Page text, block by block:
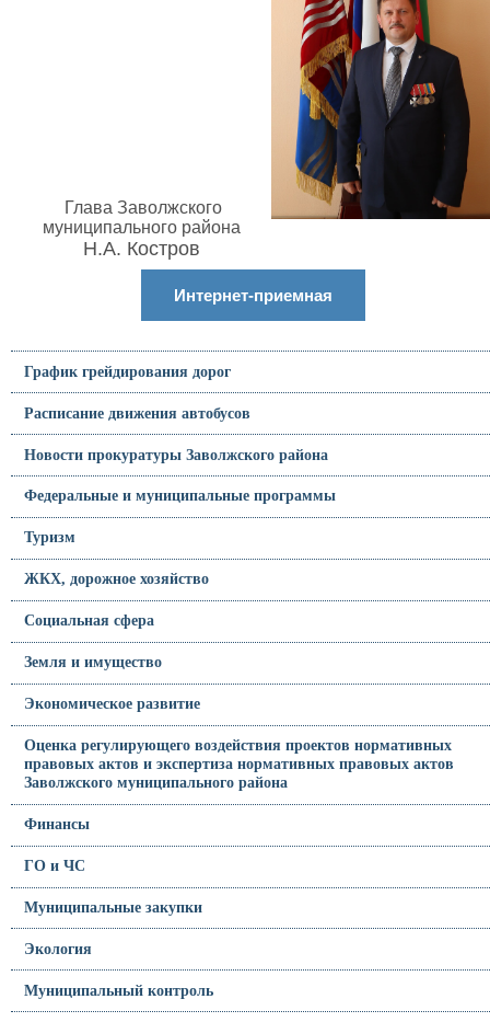
Глава Заволжского
муниципального района
Н.А. Костров
Интернет-приемная
График грейдирования дорог
Расписание движения автобусов
Новости прокуратуры Заволжского района
Федеральные и муниципальные программы
Туризм
ЖКХ, дорожное хозяйство
Социальная сфера
Земля и имущество
Экономическое развитие
Оценка регулирующего воздействия проектов нормативных
правовых актов и экспертиза нормативных правовых актов
Заволжского муниципального района
Финансы
ГО и ЧС
Муниципальные закупки
Экология
Муниципальный контроль